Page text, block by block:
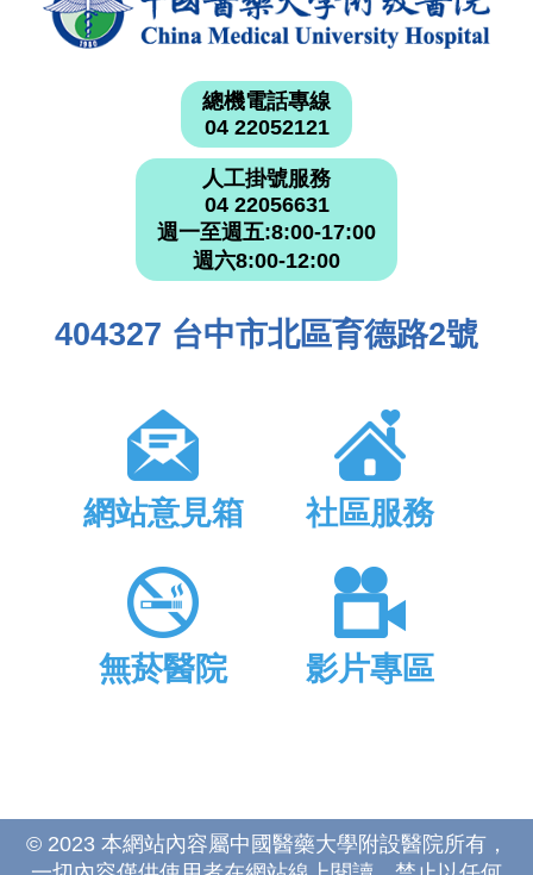
總機電話專線
04 22052121
人工掛號服務
04 22056631
週一至週五:8:00-17:00
週六8:00-12:00
404327 台中市北區育德路2號
網站意見箱 社區服務
無菸醫院 影片專區
© 2023 本網站內容屬中國醫藥大學附設醫院所有，